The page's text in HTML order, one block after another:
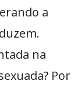
a
na
Por